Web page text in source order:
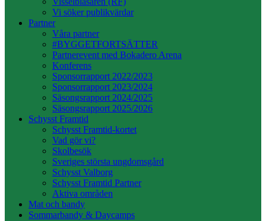
Vi söker publikvärdar
Partner
Våra partner
#BYGGETFORTSÄTTER
Partnerevent med Bokadero Arena
Konferens
Sponsorrapport 2022/2023
Sponsorrapport 2023/2024
Säsongsrapport 2024/2025
Säsongsrapport 2025/2026
Schysst Framtid
Schysst Framtid-kortet
Vad gör vi?
Skolbesök
Sveriges största ungdomsgård
Schysst Valborg
Schysst Framtid Partner
Aktiva områden
Mat och bandy
Sommarbandy & Daycamps